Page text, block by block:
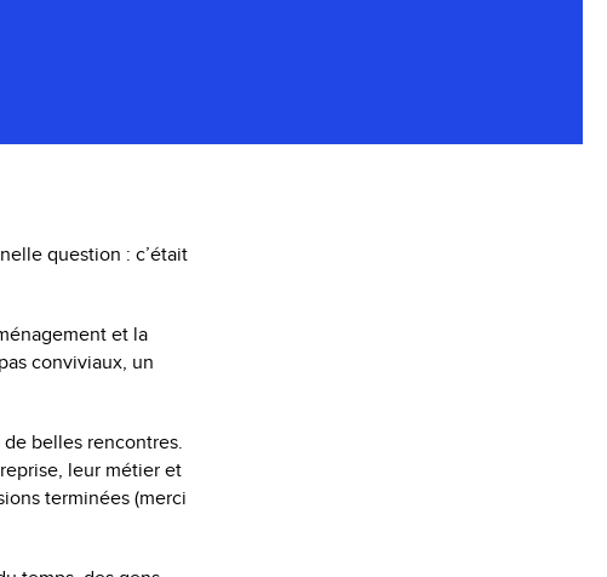
question : c’était
et la
conviviaux, un
belles rencontres.
leur métier et
terminées (merci